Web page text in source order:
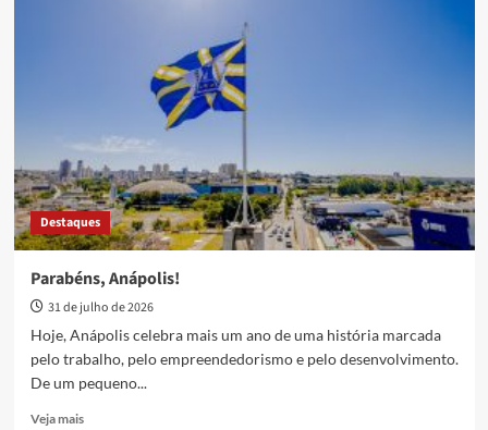
manhã
com
a
1ª
edição
do
Weekend
Destaques
Parabéns, Anápolis!
31 de julho de 2026
Hoje, Anápolis celebra mais um ano de uma história marcada
pelo trabalho, pelo empreendedorismo e pelo desenvolvimento.
De um pequeno...
Veja maisRead